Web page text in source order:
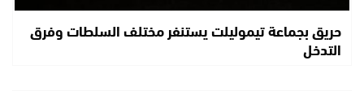
حريق بجماعة تيموليلت يستنفر مختلف السلطات وفرق
التدخل